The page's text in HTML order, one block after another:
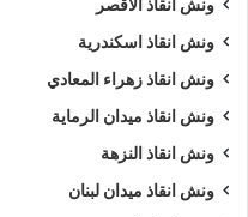
ونش انقاذ الاقصر
ونش انقاذ اسكندرية
ونش انقاذ زهراء المعادي
ونش انقاذ ميدان الرماية
ونش انقاذ النزهة
ونش انقاذ ميدان لبنان